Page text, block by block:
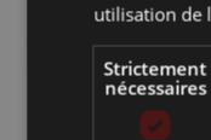
utilisation de
Strictement
nécessaires